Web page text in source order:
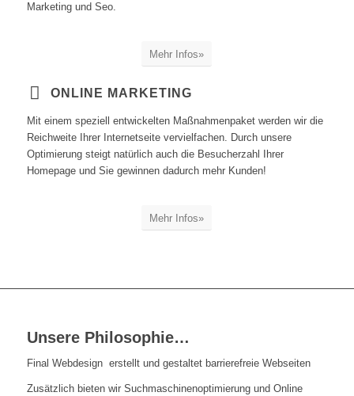
Marketing und Seo.
Mehr Infos»
ONLINE MARKETING
Mit einem speziell entwickelten Maßnahmenpaket werden wir die
Reichweite Ihrer Internetseite vervielfachen. Durch unsere
Optimierung steigt natürlich auch die Besucherzahl Ihrer
Homepage und Sie gewinnen dadurch mehr Kunden!
Mehr Infos»
Unsere Philosophie…
Final Webdesign erstellt und gestaltet barrierefreie Webseiten
Zusätzlich bieten wir Suchmaschinenoptimierung und Online